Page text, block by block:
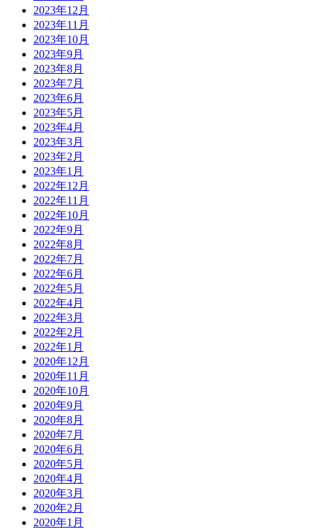
2023年12月
2023年11月
2023年10月
2023年9月
2023年8月
2023年7月
2023年6月
2023年5月
2023年4月
2023年3月
2023年2月
2023年1月
2022年12月
2022年11月
2022年10月
2022年9月
2022年8月
2022年7月
2022年6月
2022年5月
2022年4月
2022年3月
2022年2月
2022年1月
2020年12月
2020年11月
2020年10月
2020年9月
2020年8月
2020年7月
2020年6月
2020年5月
2020年4月
2020年3月
2020年2月
2020年1月